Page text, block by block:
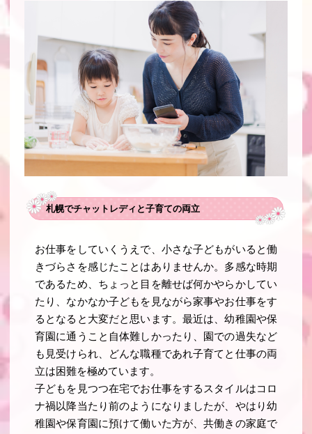
札幌でチャットレディと子育ての両立
お仕事をしていくうえで、小さな子どもがいると働
きづらさを感じたことはありませんか。多感な時期
であるため、ちょっと目を離せば何かやらかしてい
たり、なかなか子どもを見ながら家事やお仕事をす
るとなると大変だと思います。最近は、幼稚園や保
育園に通うこと自体難しかったり、園での過失など
も見受けられ、どんな職種であれ子育てと仕事の両
立は困難を極めています。
子どもを見つつ在宅でお仕事をするスタイルはコロ
ナ禍以降当たり前のようになりましたが、やはり幼
稚園や保育園に預けて働いた方が、共働きの家庭で